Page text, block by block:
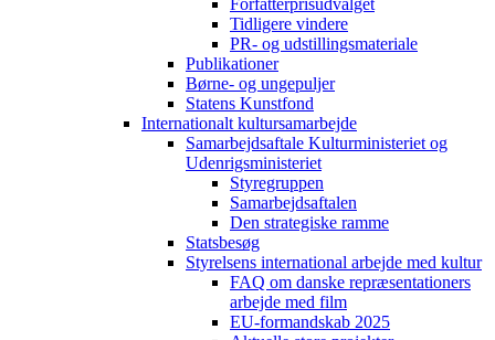
Forfatterprisudvalget
Tidligere vindere
PR- og udstillingsmateriale
Publikationer
Børne- og ungepuljer
Statens Kunstfond
Internationalt kultursamarbejde
Samarbejdsaftale Kulturministeriet og
Udenrigsministeriet
Styregruppen
Samarbejdsaftalen
Den strategiske ramme
Statsbesøg
Styrelsens international arbejde med kultur
FAQ om danske repræsentationers
arbejde med film
EU-formandskab 2025